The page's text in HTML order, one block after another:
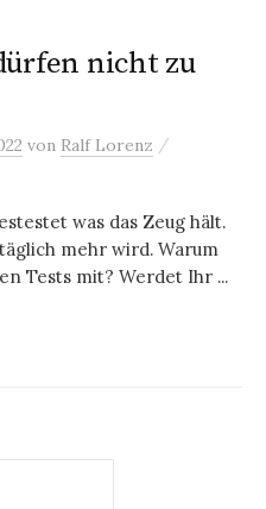
nicht zu
von Ralf Lorenz /
was das Zeug hält.
mehr wird. Warum
Tests mit? Werdet Ihr ...